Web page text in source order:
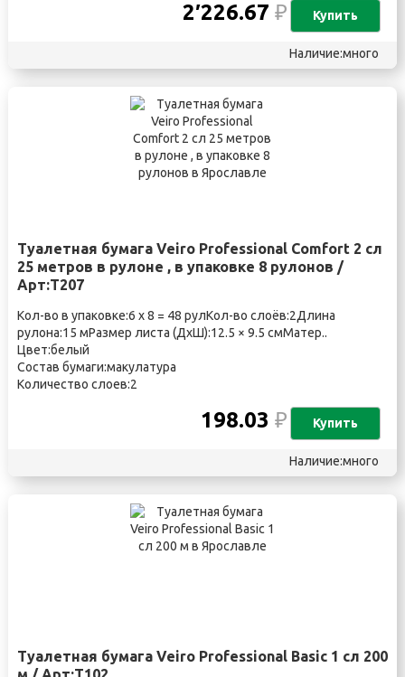
2′226.67₽ Купить
Наличие:много
Туалетная бумага Veiro Professional Comfort 2 сл
25 метров в рулоне , в упаковке 8 рулонов /
Арт:Т207
Кол-во в упаковке:6 х 8 = 48 рулКол-во слоёв:2Длина
рулона:15 мРазмер листа (ДхШ):12.5 × 9.5 смМатер..
Цвет:белый
Состав бумаги:макулатура
Количество слоев:2
198.03₽ Купить
Наличие:много
Туалетная бумага Veiro Professional Basic 1 сл 200